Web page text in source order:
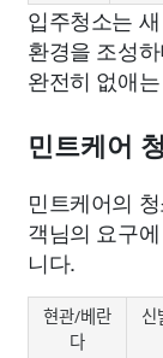
입주청소는
환경을 조성
완전히 없애
민트케어
민트케어의
객님의 요구
니다.
현관/베란
다
신